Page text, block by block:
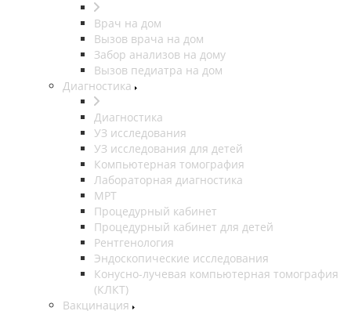
Врач на дом
Вызов врача на дом
Забор анализов на дому
Вызов педиатра на дом
Диагностика
Диагностика
УЗ исследования
УЗ исследования для детей
Компьютерная томография
Лабораторная диагностика
МРТ
Процедурный кабинет
Процедурный кабинет для детей
Рентгенология
Эндоскопические исследования
Конусно-лучевая компьютерная томография
(КЛКТ)
Вакцинация